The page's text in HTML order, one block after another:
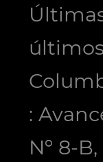
:
Nº 8-B,